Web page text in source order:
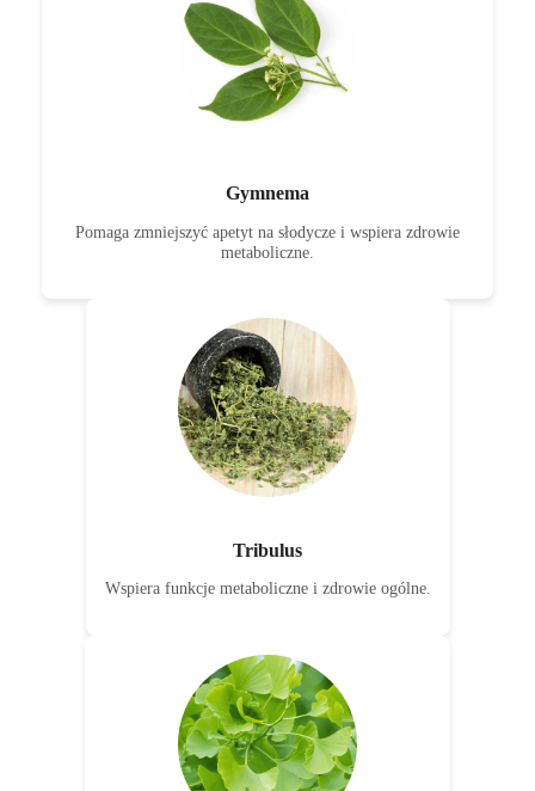
Gymnema
Pomaga zmniejszyć apetyt na słodycze i wspiera zdrowie
metaboliczne.
Tribulus
Wspiera funkcje metaboliczne i zdrowie ogólne.